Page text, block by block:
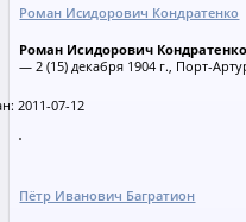
Роман Исидорович Кондратенко
Роман Исидорович Кондратенко
— 2 (15) декабря 1904 г., Порт-
2011-07-12
Пётр Иванович Багратион